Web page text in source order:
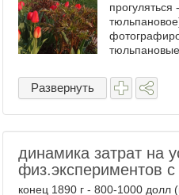
прогуляться
полей -
Я взяла лишь
прошлую ...
Развернуть
динамика затрат на
физ.экспериментов
конец 1890 г - 800-1000